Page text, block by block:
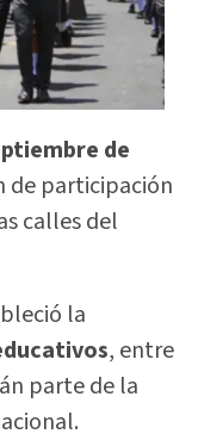
de
de participación
calles del
la
, entre
parte de la